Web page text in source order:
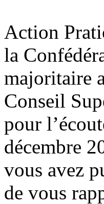
Action
la
majoritaire
Conseil
pour
décembre
vous avez
de vous